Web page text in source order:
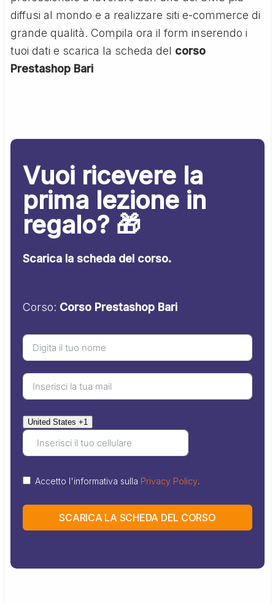
diffusi al mondo e a realizzare siti e-commerce di
grande qualità. Compila ora il form inserendo i
tuoi dati e scarica la scheda del corso
Prestashop Bari
Vuoi ricevere la
prima lezione in
regalo? 🎁
Scarica la scheda del corso.
Corso: Corso Prestashop Bari
United States +1
Accetto l'informativa sulla Privacy Policy.
SCARICA LA SCHEDA DEL CORSO